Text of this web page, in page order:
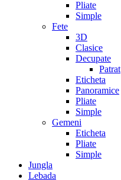
Pliate
Simple
Fete
3D
Clasice
Decupate
Patrat
Eticheta
Panoramice
Pliate
Simple
Gemeni
Eticheta
Pliate
Simple
Jungla
Lebada